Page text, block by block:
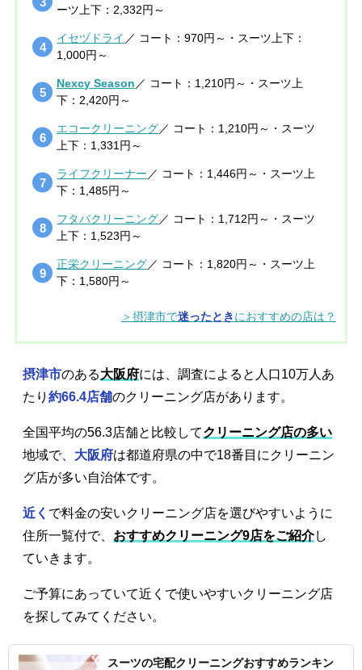
ーツ上下：2,332円～
イセヅドライ ／ コート：970円～・スーツ上下：
1,000円～
Nexcy Season ／ コート：1,210円～・スーツ上
下：2,420円～
エコークリーニング／ コート：1,210円～・スーツ
上下：1,331円～
ライフクリーナー ／ コート：1,446円～・スーツ上
下：1,485円～
フタバクリーニング／ コート：1,712円～・スーツ
上下：1,523円～
正栄クリーニング／ コート：1,820円～・スーツ上
下：1,580円～
＞摂津市で迷ったとき におすすめの店は？
摂津市のある大阪府には、調査によると人口10万人あ
たり 約66.4店舗のクリーニング店があります。
全国平均の56.3店舗と比較してクリーニング店の多い
地域で、 大阪府は都道府県の中で18番目にクリーニン
グ店が多い自治体です。
近く で料金の安いクリーニング店を選びやすいように
住所一覧付で、 おすすめクリーニング9店をご紹介し
ていきます。
ご予算にあっていて近くで使いやすいクリーニング店
を探してみてください。
スーツの宅配クリーニングおすすめランキン